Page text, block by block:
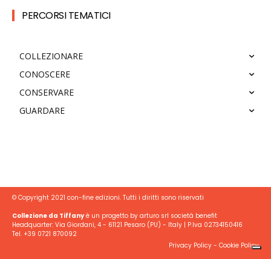
PERCORSI TEMATICI
COLLEZIONARE
CONOSCERE
CONSERVARE
GUARDARE
© Copyright 2021 con-fine edizioni. Tutti i diritti sono riservati
Collezione da Tiffanyè un progetto by arturo srl società benefit
Headquarter: Via Giordani, 4 - 61121 Pesaro (PU) - Italy | P.Iva 02734150416
Tel. +39 0721 870092
Privacy Policy - Cookie Policy